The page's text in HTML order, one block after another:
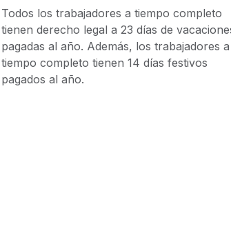
Todos los trabajadores a tiempo completo
tienen derecho legal a 23 días de
pagadas al año. Además, los trabajadores a
tiempo completo tienen 14 días festivos
pagados al año.